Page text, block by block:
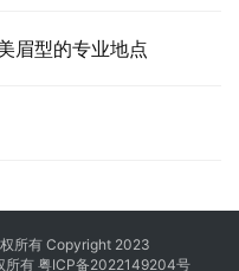
眉型的专业地点
所有 Copyright 2023
所有 粤ICP备2022149204号